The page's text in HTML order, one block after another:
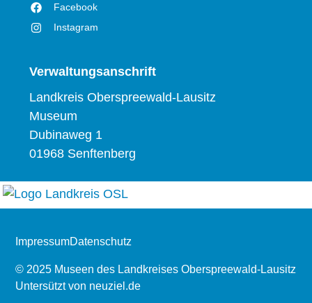
Facebook
Instagram
Verwaltungsanschrift
Landkreis Oberspreewald-Lausitz
Museum
Dubinaweg 1
01968 Senftenberg
© 2025 Museen des Landkreises Oberspreewald-Lausitz
Untersützt von neuziel.de
ImpressumDatenschutz